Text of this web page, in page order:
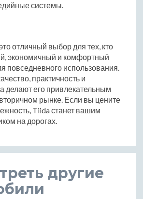
системы.
отличный выбор для тех, кто
экономичный и комфортный
повседневного использования.
практичность и
делают его привлекательным
рынке. Если вы цените
Tiida станет вашим
на дорогах.
другие